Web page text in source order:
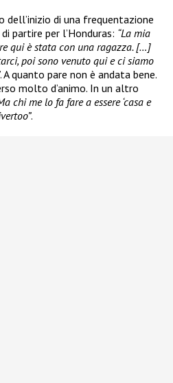
dell’inizio di una frequentazione
partire per l’Honduras: “La mia
qui è stata con una ragazza. […]
poi sono venuto qui e ci siamo
. A quanto pare non è andata bene.
molto d’animo. In un altro
chi me lo fa fare a essere ‘casa e
.